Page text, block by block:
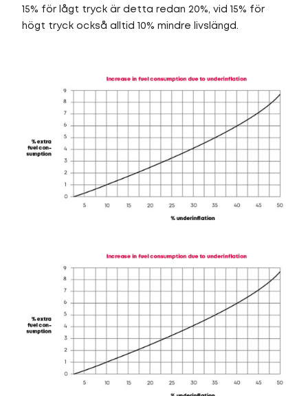
15% för lågt tryck är detta redan 20%, vid 15% för
högt tryck också alltid 10% mindre livslängd.